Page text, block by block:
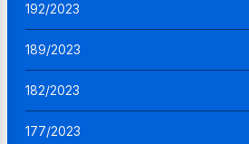
192/2023
189/2023
182/2023
177/2023